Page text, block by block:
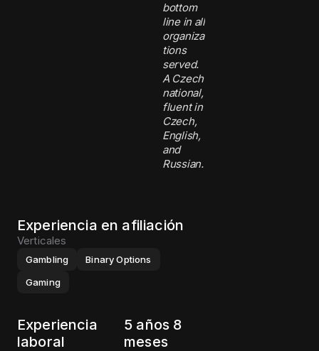
bottom
line in all
organiza
tions
served.
A Czech
national,
fluent in
Czech,
English,
and
Russian.
Experiencia en afiliación
Verticales
Gambling
Binary Options
Gaming
Experiencia
laboral
5 años 8
meses